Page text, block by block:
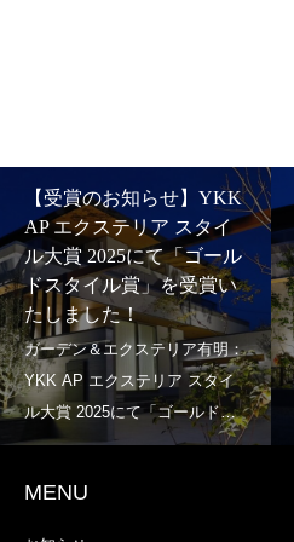
【受賞のお知らせ】YKK
AP エクステリア スタイ
ル大賞 2025にて「ゴール
ドスタイル賞」を受賞い
たしました！
MENU